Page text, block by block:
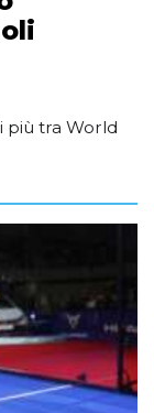
più tra World